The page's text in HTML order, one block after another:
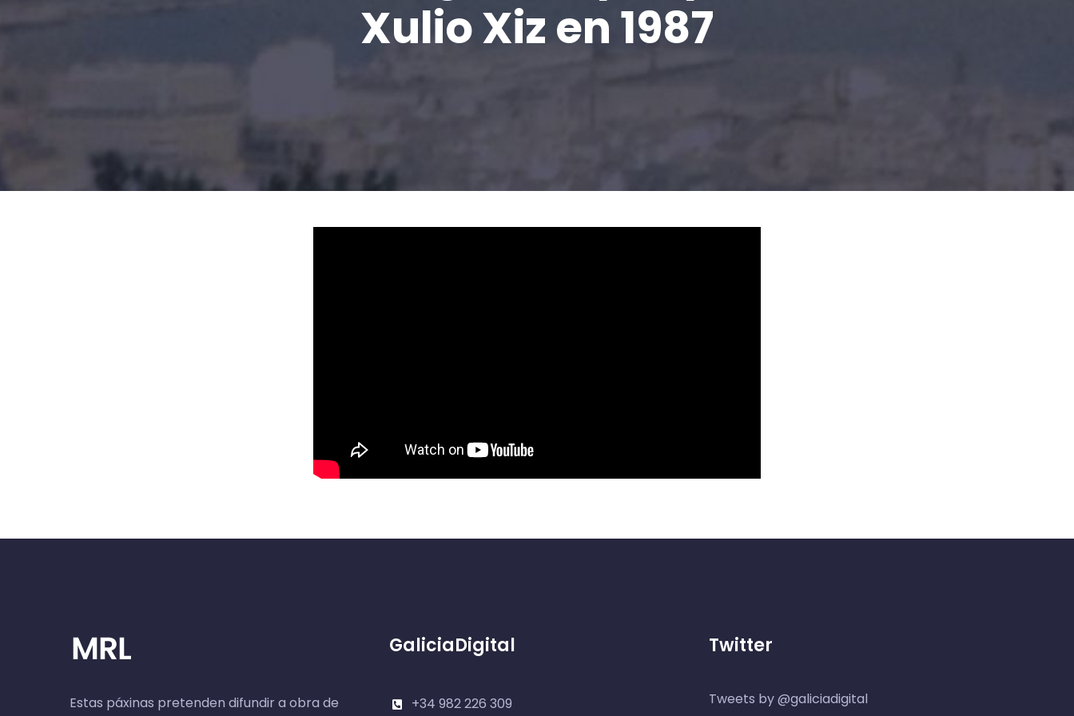
Xulio Xiz en 1987
Estas páxinas pretenden difundir a obra de
GaliciaDigital
+34 982 226 309
Twitter
Tweets by @galiciadigital